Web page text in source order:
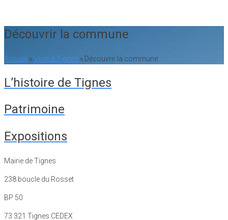
Découvrir la commune
Accueil »Vivre à Tignes » Découvrir la commune
L’histoire de Tignes
Patrimoine
Expositions
Mairie de Tignes
238 boucle du Rosset
BP 50
73 321 Tignes CEDEX